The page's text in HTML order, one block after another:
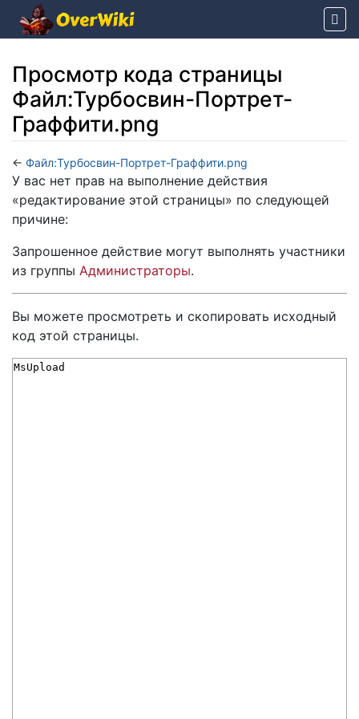
Просмотр кода страницы
Файл:Турбосвин-Портрет-
Граффити.png
← Файл:Турбосвин-Портрет-Граффити.png
Перейти к:навигация,поиск
У вас нет прав на выполнение действия
«редактирование этой страницы» по следующей
причине:
Запрошенное действие могут выполнять участники
из группы Администраторы.
Вы можете просмотреть и скопировать исходный
код этой страницы.